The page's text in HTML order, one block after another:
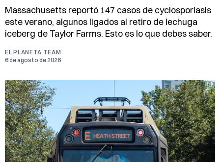
Massachusetts reportó 147 casos de cyclosporiasis
este verano, algunos ligados al retiro de lechuga
iceberg de Taylor Farms. Esto es lo que debes saber.
EL PLANETA TEAM
6 de agosto de 2026